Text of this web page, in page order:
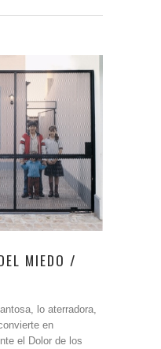
MIEDO /
lo aterradora,
en
el Dolor de los